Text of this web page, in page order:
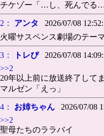
チケゾー「…し、死んでる
2： アンタ 2026/07/08
火曜サスペンス劇場のテー
3： トレぴ2026/07/08
>>2
20年以上前に放送終了して
マルゼン「えっ」
4： お姉ちゃん 2026/07/08
>>2
聖母たちのララバイ